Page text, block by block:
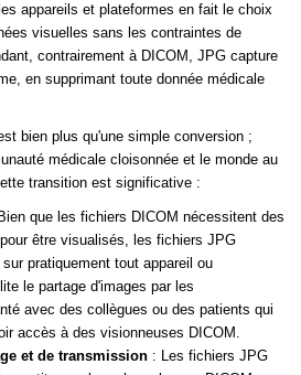
appareils et plateformes en fait le choix
visuelles sans les contraintes de
contrairement à DICOM, JPG capture
en supprimant toute donnée médicale
bien plus qu'une simple conversion ;
médicale cloisonnée et le monde au
transition est significative :
que les fichiers DICOM nécessitent des
être visualisés, les fichiers JPG
pratiquement tout appareil ou
le partage d'images par les
avec des collègues ou des patients qui
accès à des visionneuses DICOM.
et de transmission : Les fichiers JPG